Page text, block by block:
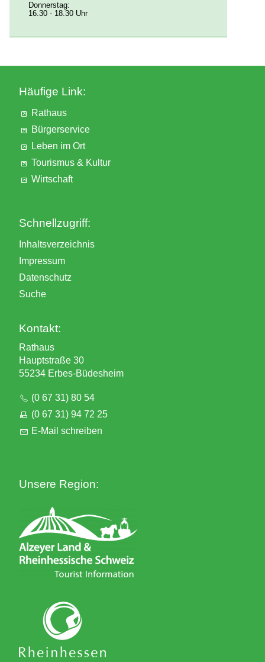
Donnerstag:
16.30 - 18.30 Uhr
Häufige Link:
Rathaus
Bürgerservice
Leben im Ort
Tourismus & Kultur
Wirtschaft
Schnellzugriff:
Inhaltsverzeichnis
Impressum
Datenschutz
Suche
Kontakt:
Rathaus
Hauptstraße 30
55234 Erbes-Büdesheim
(0 67 31) 80 54
(0 67 31) 94 72 25
E-Mail schreiben
Unsere Region: